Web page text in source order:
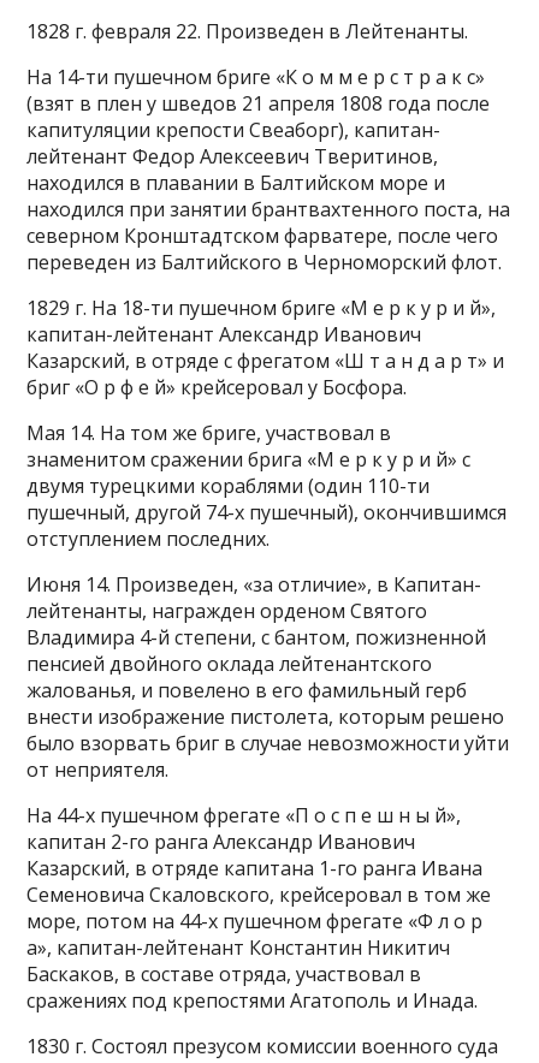
1828 г. февраля 22. Произведен в Лейтенанты.
На 14-ти пушечном бриге «К о м м е р с т р а к с»
(взят в плен у шведов 21 апреля 1808 года после
капитуляции крепости Свеаборг), капитан-
лейтенант Федор Алексеевич Тверитинов,
находился в плавании в Балтийском море и
находился при занятии брантвахтенного поста, на
северном Кронштадтском фарватере, после чего
переведен из Балтийского в Черноморский флот.
1829 г. На 18-ти пушечном бриге «М е р к у р и й»,
капитан-лейтенант Александр Иванович
Казарский, в отряде с фрегатом «Ш т а н д а р т» и
бриг «О р ф е й» крейсеровал у Босфора.
Мая 14. На том же бриге, участвовал в
знаменитом сражении брига «М е р к у р и й» с
двумя турецкими кораблями (один 110-ти
пушечный, другой 74-х пушечный), окончившимся
отступлением последних.
Июня 14. Произведен, «за отличие», в Капитан-
лейтенанты, награжден орденом Святого
Владимира 4-й степени, с бантом, пожизненной
пенсией двойного оклада лейтенантского
жалованья, и повелено в его фамильный герб
внести изображение пистолета, которым решено
было взорвать бриг в случае невозможности уйти
от неприятеля.
На 44-х пушечном фрегате «П о с п е ш н ы й»,
капитан 2-го ранга Александр Иванович
Казарский, в отряде капитана 1-го ранга Ивана
Семеновича Скаловского, крейсеровал в том же
море, потом на 44-х пушечном фрегате «Ф л о р
а», капитан-лейтенант Константин Никитич
Баскаков, в составе отряда, участвовал в
сражениях под крепостями Агатополь и Инада.
1830 г. Состоял презусом комиссии военного суда